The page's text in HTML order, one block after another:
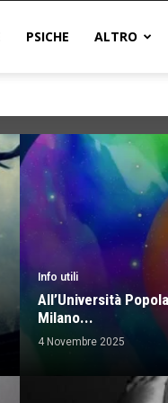
PSICHE ALTRO
Info utili
All’Università
Milano...
4 Novembre 2025